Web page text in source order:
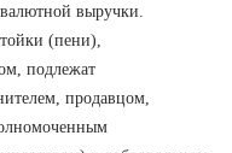
выручки.
(пени),
подлежат
продавцом,